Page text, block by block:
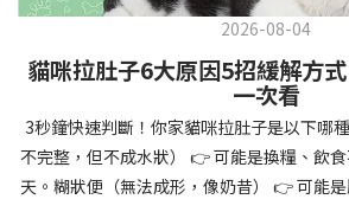
創造更和諧的相處模式。培養社交技能與適
境和刺激，能幫助幼犬成長為自信穩定的成
讓牠們學會如何與其他狗狗、動物和人類和
擊行為。這種適應能力使幼犬未來能從容
salon、寄宿或旅行等各種情境，大大提升生
是教會指令，更是塑造性格和習慣的過程
練，你不僅能擁有一隻聽話的好狗狗，更能
2026-08-04
貓咪拉肚子6大原因5招緩解方
一次看
3秒鐘快速判斷！你家貓咪拉肚子是以下哪
不完整，但不成水狀） 👉 可能是換糧、飲
天。糊狀便（無法成形，像奶昔） 👉 可能